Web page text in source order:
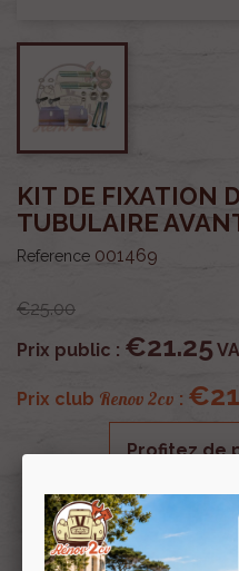
KIT DE FIXATION
TUBULAIRE
Reference 001469
€25.00
Prix public : €21.25
Prix club Renov 2cv :
Profitez de